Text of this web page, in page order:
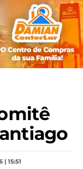
| 15:51